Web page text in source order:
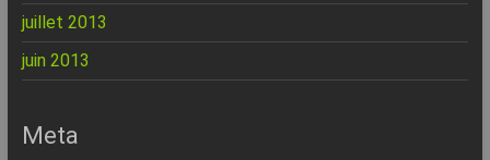
juillet 2013
juin 2013
Meta